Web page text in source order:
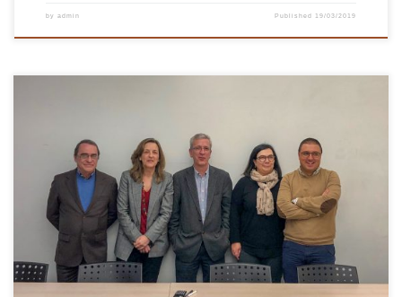
by admin Published 19/03/2019
Decorreu no passado dia 15 de março, a tomada de posse da equipa diretiva do Departamento
de Engenharia de Polímeros para o biénio 2019/2020, com Olga Machado de Sousa Carneiro
como Diretora de Departamento e António Manuel Cerqueira Gomes Brito como Diretor
Adjunto. No seu discurso, Olga Carneiro começou por […]